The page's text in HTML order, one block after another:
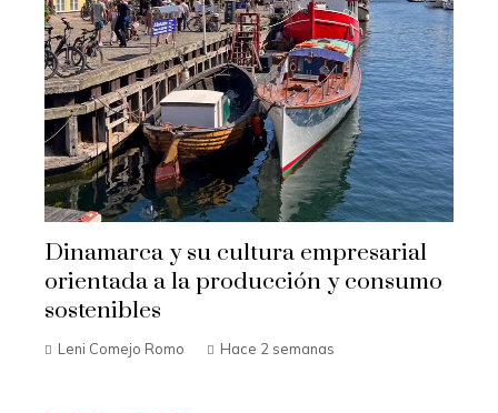
Dinamarca y su cultura empresarial
orientada a la producción y consumo
sostenibles
Leni Comejo Romo Hace 2 semanas